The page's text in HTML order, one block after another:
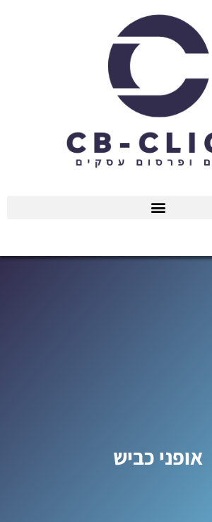
אופני כביש